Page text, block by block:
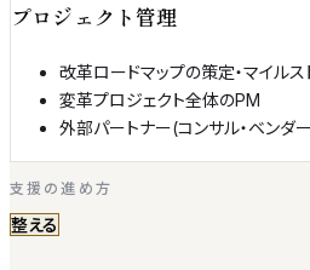
プロジェクト管理
改革ロードマップの策定・マイルス
変革プロジェクト全体のPM
外部パートナー(コンサル・ベンダ
支援の進め方
整える